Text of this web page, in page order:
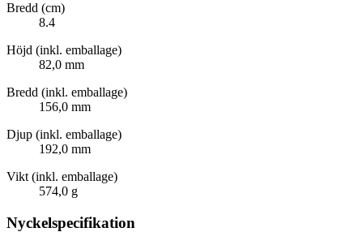
Bredd (cm)
8.4
Höjd (inkl. emballage)
82,0 mm
Bredd (inkl. emballage)
156,0 mm
Djup (inkl. emballage)
192,0 mm
Vikt (inkl. emballage)
574,0 g
Nyckelspecifikation